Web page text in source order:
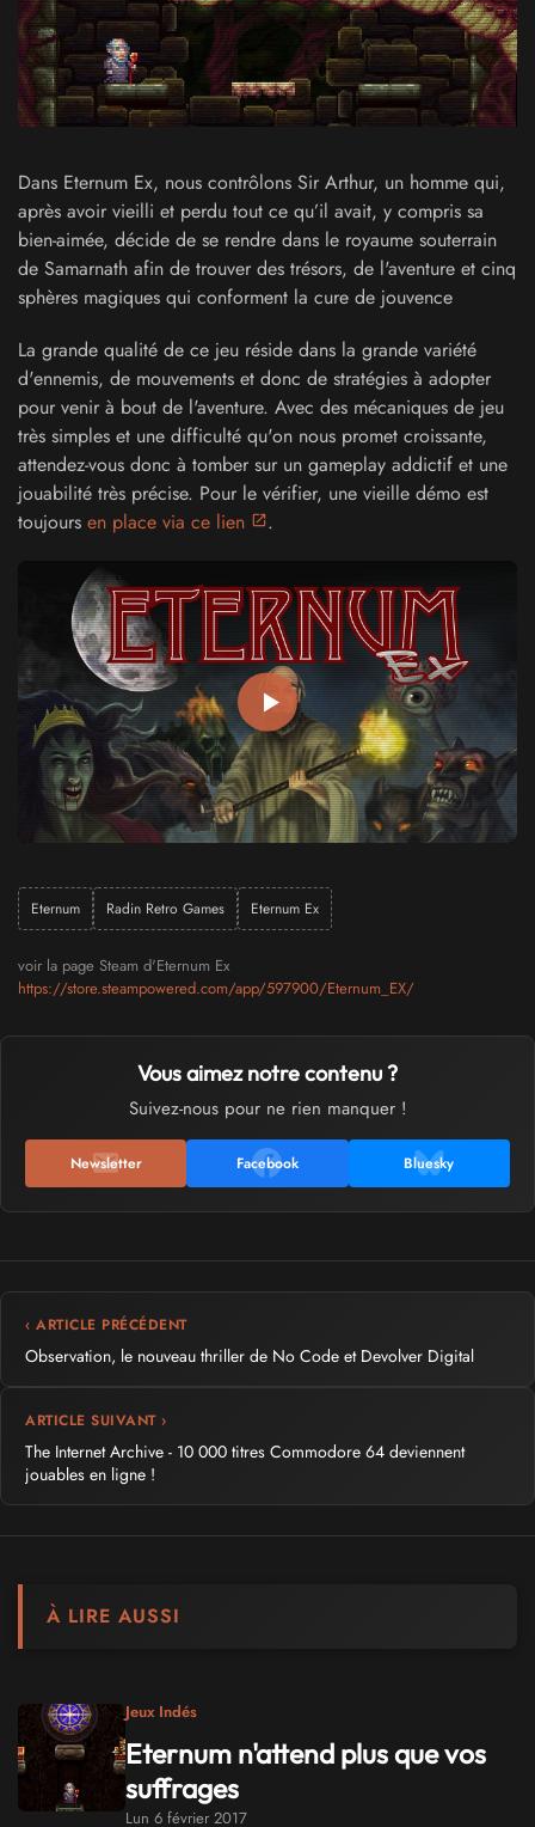
Dans Eternum Ex, nous contrôlons Sir Arthur, un homme qui,
après avoir vieilli et perdu tout ce qu’il avait, y compris sa
bien-aimée, décide de se rendre dans le royaume souterrain
de Samarnath afin de trouver des trésors, de l'aventure et cinq
sphères magiques qui conforment la cure de jouvence
La grande qualité de ce jeu réside dans la grande variété
d'ennemis, de mouvements et donc de stratégies à adopter
pour venir à bout de l'aventure. Avec des mécaniques de jeu
très simples et une difficulté qu'on nous promet croissante,
attendez-vous donc à tomber sur un gameplay addictif et une
jouabilité très précise. Pour le vérifier, une vieille démo est
toujours en place via ce lien .
Eternum Radin Retro Games Eternum Ex
voir la page Steam d'Eternum Ex
https://store.steampowered.com/app/597900/Eternum_EX/
Vous aimez notre contenu ?
Suivez-nous pour ne rien manquer !
Newsletter Facebook Bluesky
‹ ARTICLE PRÉCÉDENT
Observation, le nouveau thriller de No Code et Devolver Digital
ARTICLE SUIVANT ›
The Internet Archive - 10 000 titres Commodore 64 deviennent
jouables en ligne !
À LIRE AUSSI
Jeux Indés
Eternum n'attend plus que vos
suffrages
Lun 6 février 2017